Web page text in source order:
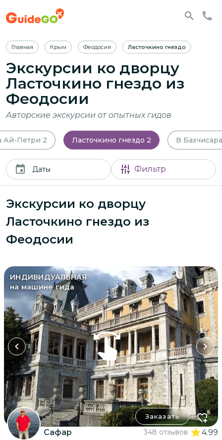
Главная Крым Феодосия Ласточкино гнездо
Экскурсии ко дворцу
Ласточкино гнездо из
Феодосии
Авторские экскурсии от опытных гидов
Ай-Петри 2 Ласточкино гнездо 2 В
Даты Фильтр
Экскурсии ко дворцу
Ласточкино гнездо из
Феодосии
ИНДИВИДУАЛЬНАЯ
на машине гида
Заказать
Сафар 348 отзывов 4.99